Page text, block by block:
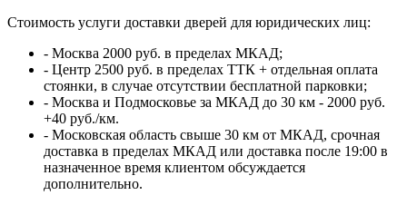
Стоимость услуги доставки дверей для юридических лиц:
- Москва 2000 руб. в пределах МКАД;
- Центр 2500 руб. в пределах ТТК + отдельная оплата
стоянки, в случае отсутствии бесплатной парковки;
- Москва и Подмосковье за МКАД до 30 км - 2000 руб.
+40 руб./км.
- Московская область свыше 30 км от МКАД, срочная
доставка в пределах МКАД или доставка после 19:00 в
назначенное время клиентом обсуждается
дополнительно.